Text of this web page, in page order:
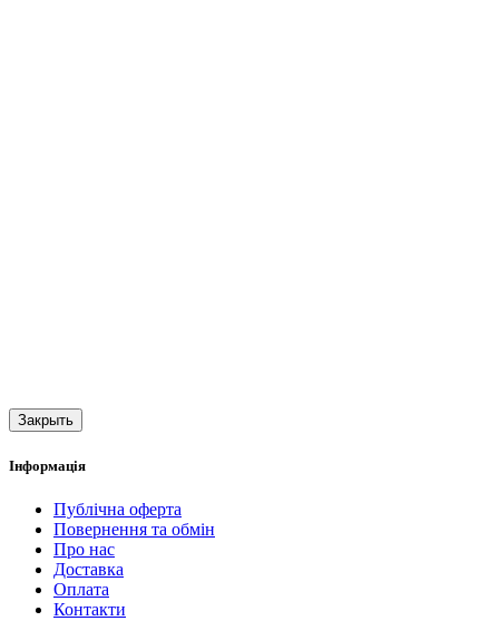
Закрыть
Інформація
Публічна оферта
Повернення та обмін
Про нас
Доставка
Оплата
Контакти